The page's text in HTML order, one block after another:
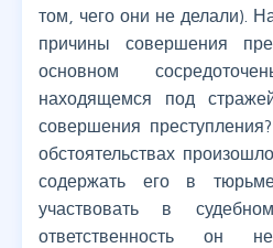
том, чего они не делали).
причины совершения
основном
находящемся под
совершения
обстоятельствах
содержать его в
участвовать в
ответственность он